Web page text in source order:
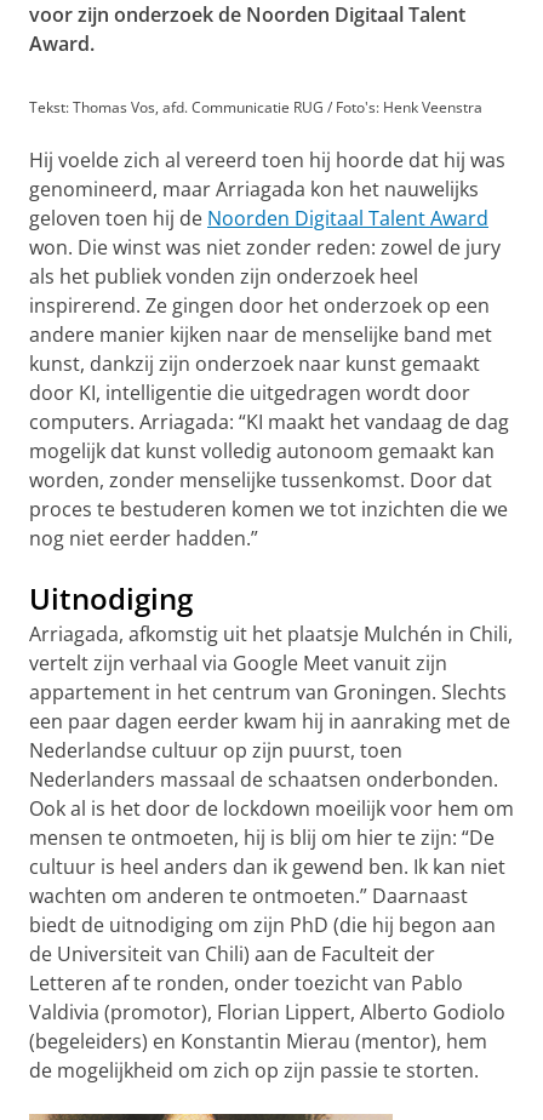
voor zijn onderzoek de Noorden Digitaal Talent
Award.
Tekst: Thomas Vos, afd. Communicatie RUG / Foto's: Henk Veenstra
Hij voelde zich al vereerd toen hij hoorde dat hij was
genomineerd, maar Arriagada kon het nauwelijks
geloven toen hij de Noorden Digitaal Talent Award
won. Die winst was niet zonder reden: zowel de jury
als het publiek vonden zijn onderzoek heel
inspirerend. Ze gingen door het onderzoek op een
andere manier kijken naar de menselijke band met
kunst, dankzij zijn onderzoek naar kunst gemaakt
door KI, intelligentie die uitgedragen wordt door
computers. Arriagada: “KI maakt het vandaag de dag
mogelijk dat kunst volledig autonoom gemaakt kan
worden, zonder menselijke tussenkomst. Door dat
proces te bestuderen komen we tot inzichten die we
nog niet eerder hadden.”
Uitnodiging
Arriagada, afkomstig uit het plaatsje Mulchén in Chili,
vertelt zijn verhaal via Google Meet vanuit zijn
appartement in het centrum van Groningen. Slechts
een paar dagen eerder kwam hij in aanraking met de
Nederlandse cultuur op zijn puurst, toen
Nederlanders massaal de schaatsen onderbonden.
Ook al is het door de lockdown moeilijk voor hem om
mensen te ontmoeten, hij is blij om hier te zijn: “De
cultuur is heel anders dan ik gewend ben. Ik kan niet
wachten om anderen te ontmoeten.” Daarnaast
biedt de uitnodiging om zijn PhD (die hij begon aan
de Universiteit van Chili) aan de Faculteit der
Letteren af te ronden, onder toezicht van Pablo
Valdivia (promotor), Florian Lippert, Alberto Godiolo
(begeleiders) en Konstantin Mierau (mentor), hem
de mogelijkheid om zich op zijn passie te storten.